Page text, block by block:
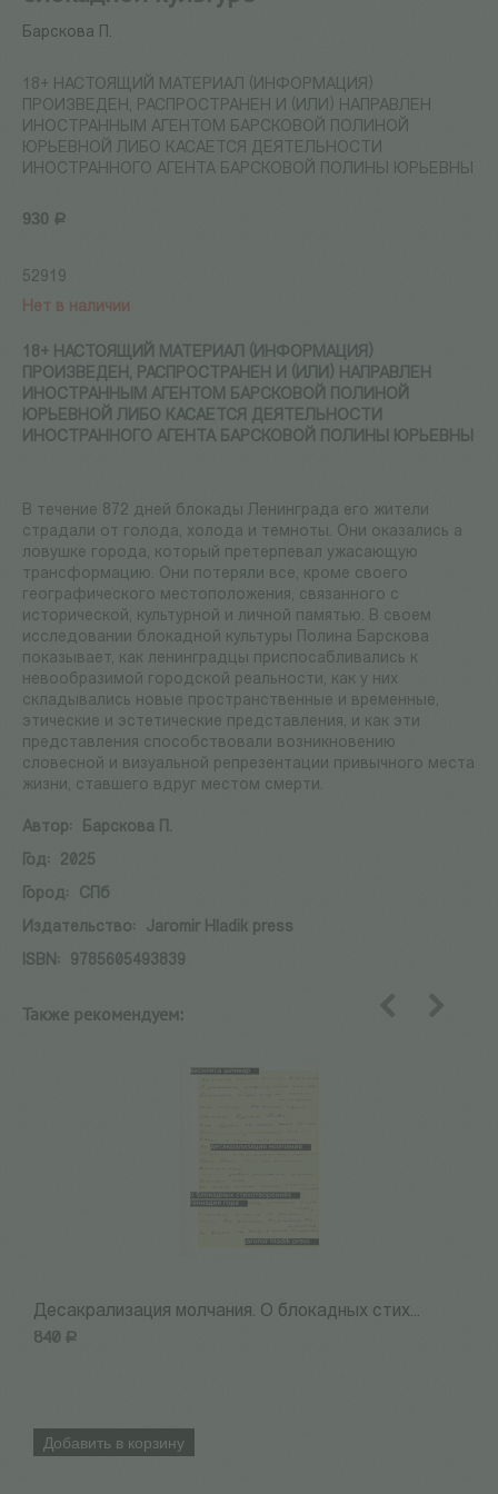
Барскова П.
18+ НАСТОЯЩИЙ МАТЕРИАЛ (ИНФОРМАЦИЯ)
ПРОИЗВЕДЕН, РАСПРОСТРАНЕН И (ИЛИ) НАПРАВЛЕН
ИНОСТРАННЫМ АГЕНТОМ БАРСКОВОЙ ПОЛИНОЙ
ЮРЬЕВНОЙ ЛИБО КАСАЕТСЯ ДЕЯТЕЛЬНОСТИ
ИНОСТРАННОГО АГЕНТА БАРСКОВОЙ ПОЛИНЫ ЮРЬЕВНЫ
930 Р
52919
Нет в наличии
18+ НАСТОЯЩИЙ МАТЕРИАЛ (ИНФОРМАЦИЯ)
ПРОИЗВЕДЕН, РАСПРОСТРАНЕН И (ИЛИ) НАПРАВЛЕН
ИНОСТРАННЫМ АГЕНТОМ БАРСКОВОЙ ПОЛИНОЙ
ЮРЬЕВНОЙ ЛИБО КАСАЕТСЯ ДЕЯТЕЛЬНОСТИ
ИНОСТРАННОГО АГЕНТА БАРСКОВОЙ ПОЛИНЫ ЮРЬЕВНЫ
В течение 872 дней блокады Ленинграда его жители
страдали от голода, холода и темноты. Они оказались а
ловушке города, который претерпевал ужасающую
трансформацию. Они потеряли все, кроме своего
географического местоположения, связанного с
исторической, культурной и личной памятью. В своем
исследовании блокадной культуры Полина Барскова
показывает, как ленинградцы приспосабливались к
невообразимой городской реальности, как у них
складывались новые пространственные и временные,
этические и эстетические представления, и как эти
представления способствовали возникновению
словесной и визуальной репрезентации привычного места
жизни, ставшего вдруг местом смерти.
Автор:
Барскова П.
Год:
2025
Город:
СПб
Издательство:
Jaromir Hladik press
ISBN:
9785605493839
Также рекомендуем:
Десакрализация молчания. О блокадных стих...
840 Р
Добавить в корзину